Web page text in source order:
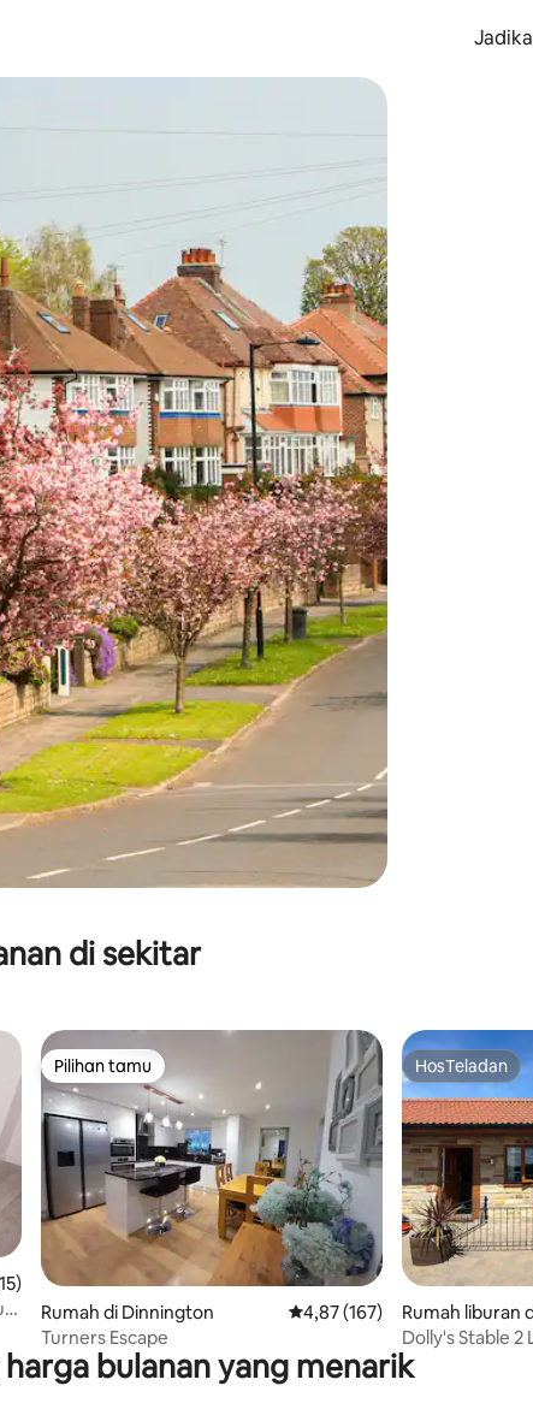
atau jelajahi dengan sentuhan atau gerakan menggeser.
di sekitar
rata 5 dari 5, 15 ulasan
Pilihan tamu
Pilihan tamu
Rumah di Dinnington Nilai rata-rata 4,87 dari 5, 167
4,87 (167)
Turners Escape
HosTeladan
HosTeladan
Rumah liburan
n le Morthen
Dolly's Stable 2
bulanan yang menarik